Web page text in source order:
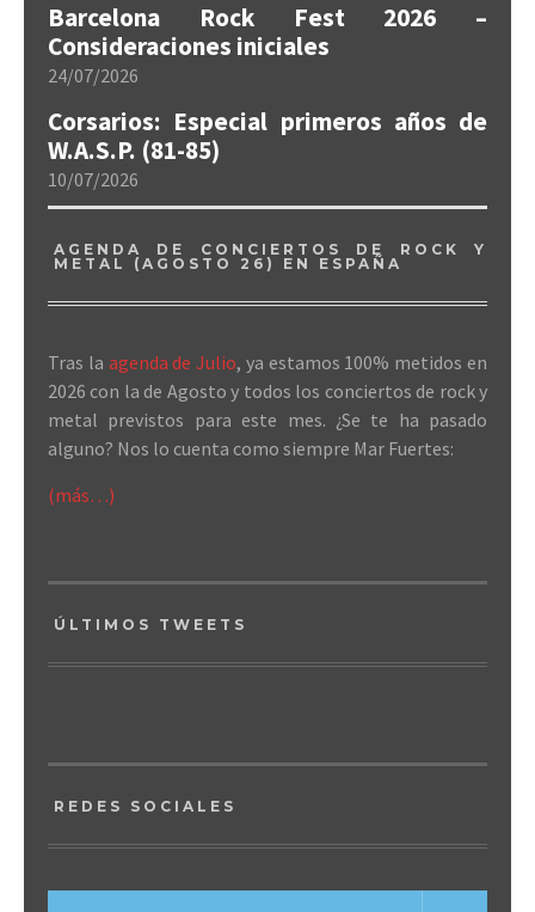
Barcelona Rock Fest 2026 –
Consideraciones iniciales
24/07/2026
Corsarios: Especial primeros años de
W.A.S.P. (81-85)
10/07/2026
AGENDA DE CONCIERTOS DE ROCK Y
METAL (AGOSTO 26) EN ESPAÑA
Tras la agenda de Julio, ya estamos 100% metidos en
2026 con la de Agosto y todos los conciertos de rock y
metal previstos para este mes. ¿Se te ha pasado
alguno? Nos lo cuenta como siempre Mar Fuertes:
(más…)
ÚLTIMOS TWEETS
REDES SOCIALES